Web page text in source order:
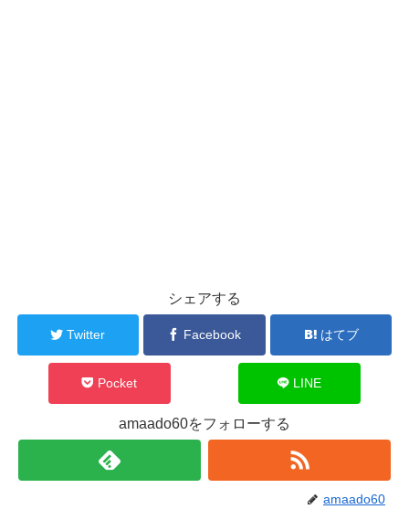
シェアする
Twitter Facebook はてブ
Pocket LINE
amaado60をフォローする
amaado60